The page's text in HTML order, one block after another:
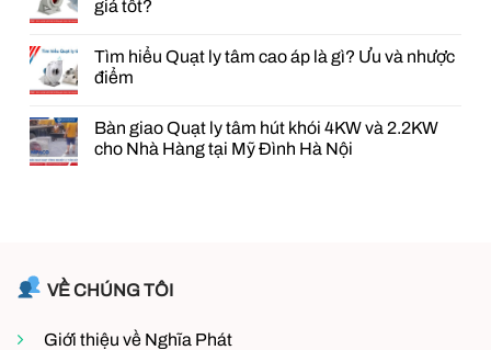
cho
Trường
Sĩ
Quan
tại
Sơn
Tây
ở
máy
sưởi
úm
tốt,
chất
lượng
giá tốt?
bình
luận
ở
quạt
ly
tâm
tốt?
Tìm hiểu Quạt ly tâm cao áp là gì? Ưu và nhược
điểm
bình
luận
ở
gì?
Ưu
điểm
Bàn giao Quạt ly tâm hút khói 4KW và 2.2KW
cho Nhà Hàng tại Mỹ Đình Hà Nội
ly
tâm
4KW
VỀ CHÚNG TÔI
Giới thiệu về Nghĩa Phát